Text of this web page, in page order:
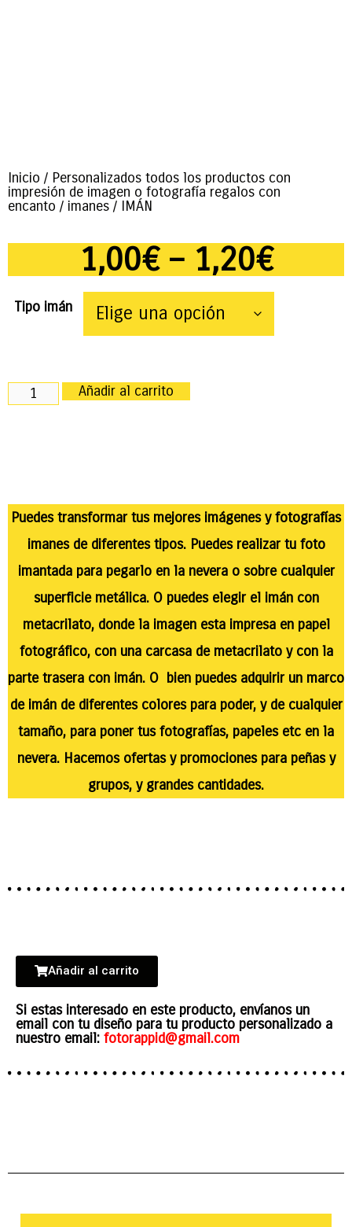
Inicio / Personalizados todos los productos con
impresión de imagen o fotografía regalos con
encanto / imanes / IMÁN
1,00€– 1,20€
Tipo imán
Añadir al carrito
Puedes transformar tus mejores imágenes y fotografías
imanes de diferentes tipos. Puedes realizar tu foto
imantada para pegarlo en la nevera o sobre cualquier
superficie metálica. O puedes elegir el imán con
metacrilato, donde la imagen esta impresa en papel
fotográfico, con una carcasa de metacrilato y con la
parte trasera con imán. O bien puedes adquirir un marco
de imán de diferentes colores para poder, y de cualquier
tamaño, para poner tus fotografías, papeles etc en la
nevera. Hacemos ofertas y promociones para peñas y
grupos, y grandes cantidades.
Añadir al carrito
Si estas interesado en este producto, envíanos un
email con tu diseño para tu producto personalizado a
nuestro email: fotorappid@gmail.com